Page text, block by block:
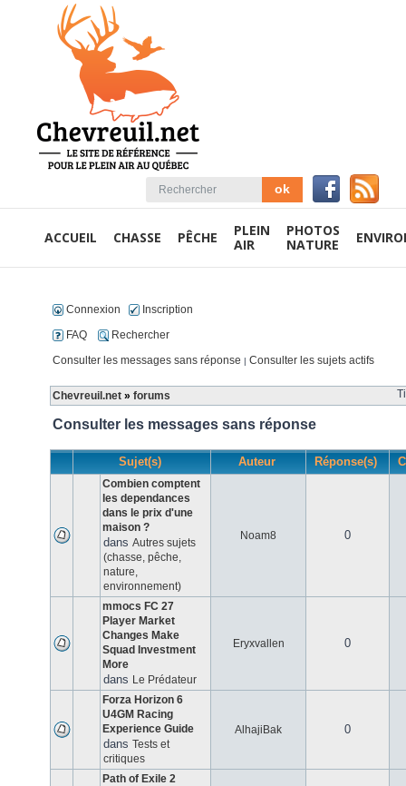
ACCUEIL CHASSE PÊCHE
PLEIN
AIR
PHOTOS
NATURE
Connexion
Inscription
FAQ
Rechercher
Consulter les messages sans réponse | Consulter les sujets actifs
Chevreuil.net » forums
Consulter les messages sans réponse
Sujet(s) Auteur Réponse(s)
Combien comptent
les dependances
dans le prix d'une
maison ?
dans Autres sujets
(chasse, pêche,
nature,
environnement)
Noam8 0
mmocs FC 27
Player Market
Changes Make
Squad Investment
More
dans Le Prédateur
Eryxvallen 0
Forza Horizon 6
U4GM Racing
Experience Guide
dans Tests et
critiques
AlhajiBak 0
Path of Exile 2